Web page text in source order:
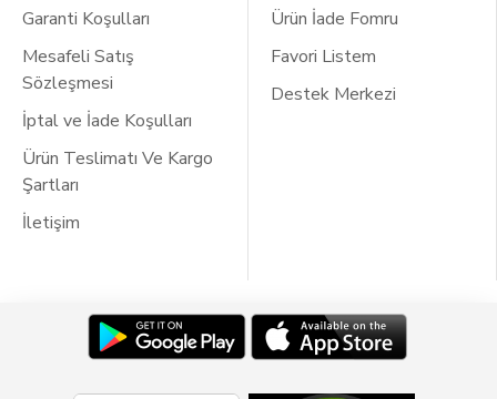
Garanti Koşulları
Mesafeli Satış
Sözleşmesi
İptal ve İade Koşulları
Ürün Teslimatı Ve Kargo
Şartları
İletişim
Ürün İade Fomru
Favori Listem
Destek Merkezi